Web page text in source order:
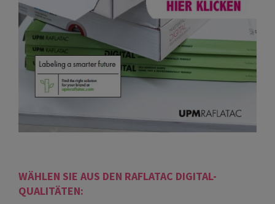
WÄHLEN SIE AUS DEN RAFLATAC DIGITAL-
QUALITÄTEN: